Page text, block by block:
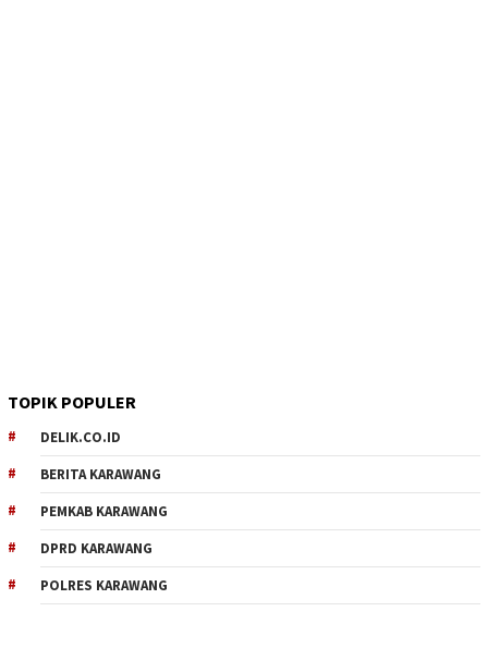
TOPIK POPULER
DELIK.CO.ID
BERITA KARAWANG
PEMKAB KARAWANG
DPRD KARAWANG
POLRES KARAWANG